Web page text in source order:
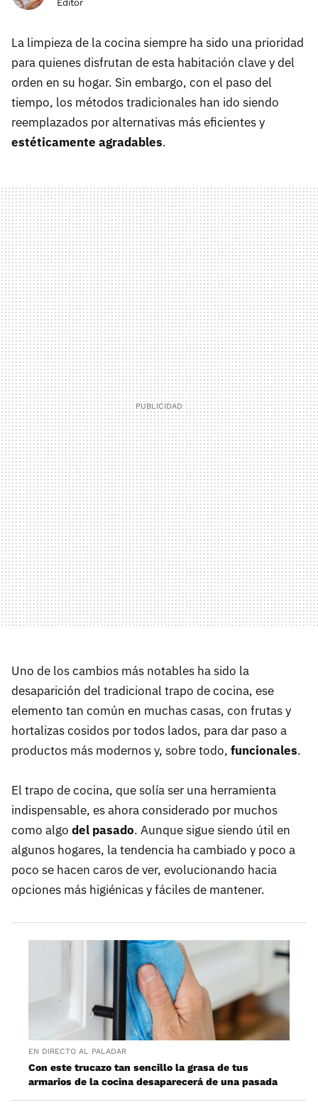
Editor
La limpieza de la cocina siempre ha sido una prioridad
para quienes disfrutan de esta habitación clave y del
orden en su hogar. Sin embargo, con el paso del
tiempo, los métodos tradicionales han ido siendo
reemplazados por alternativas más eficientes y
estéticamente agradables.
Uno de los cambios más notables ha sido la
desaparición del tradicional trapo de cocina, ese
elemento tan común en muchas casas, con frutas y
hortalizas cosidos por todos lados, para dar paso a
productos más modernos y, sobre todo, funcionales.
El trapo de cocina, que solía ser una herramienta
indispensable, es ahora considerado por muchos
como algo del pasado. Aunque sigue siendo útil en
algunos hogares, la tendencia ha cambiado y poco a
poco se hacen caros de ver, evolucionando hacia
opciones más higiénicas y fáciles de mantener.
EN DIRECTO AL PALADAR
Con este trucazo tan sencillo la grasa de tus
armarios de la cocina desaparecerá de una pasada